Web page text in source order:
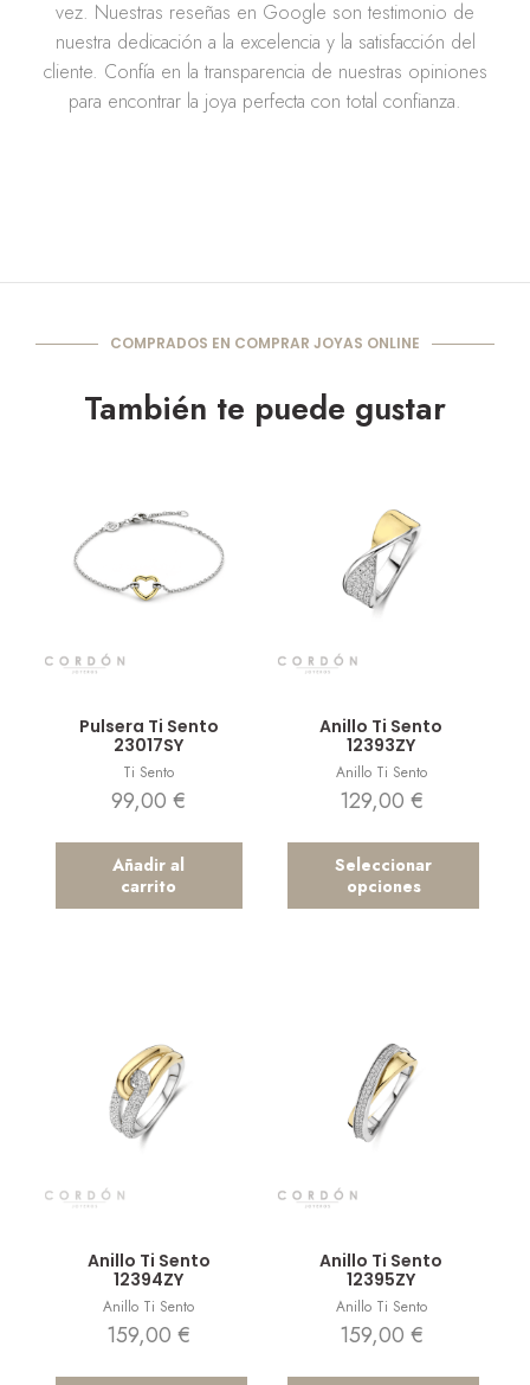
vez. Nuestras reseñas en Google son testimonio de
nuestra dedicación a la excelencia y la satisfacción del
cliente. Confía en la transparencia de nuestras opiniones
para encontrar la joya perfecta con total confianza.
COMPRADOS EN COMPRAR JOYAS ONLINE
También te puede gustar
Pulsera Ti Sento
23017SY
Ti Sento
99,00€
Añadir al
carrito
Anillo Ti Sento
12393ZY
Anillo Ti Sento
129,00 €
Seleccionar
opciones
Anillo Ti Sento
12394ZY
Anillo Ti Sento
159,00€
Anillo Ti Sento
12395ZY
Anillo Ti Sento
159,00 €